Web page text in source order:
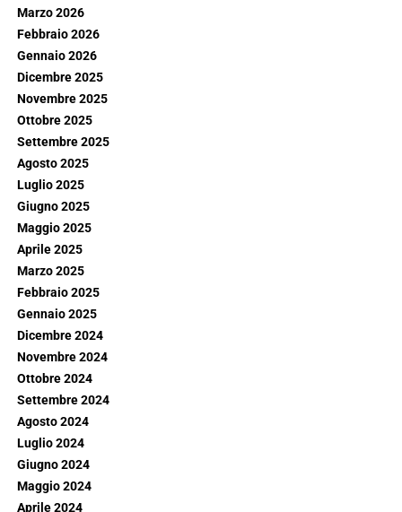
Marzo 2026
Febbraio 2026
Gennaio 2026
Dicembre 2025
Novembre 2025
Ottobre 2025
Settembre 2025
Agosto 2025
Luglio 2025
Giugno 2025
Maggio 2025
Aprile 2025
Marzo 2025
Febbraio 2025
Gennaio 2025
Dicembre 2024
Novembre 2024
Ottobre 2024
Settembre 2024
Agosto 2024
Luglio 2024
Giugno 2024
Maggio 2024
Aprile 2024